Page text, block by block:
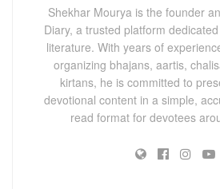
Shekhar Mourya is the founder
Diary, a trusted platform
literature. With years of
organizing bhajans, aartis,
kirtans, he is committed to
devotional content in a simple,
read format for devotees